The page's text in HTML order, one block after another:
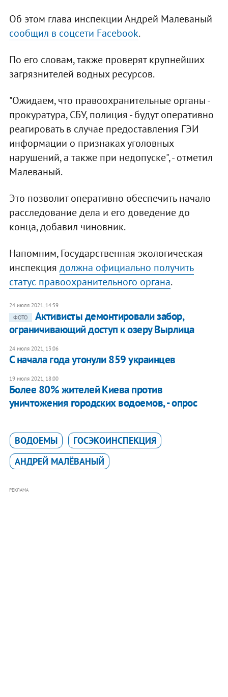
Об этом глава инспекции Андрей Малеваный
сообщил в соцсети Facebook.
По его словам, также проверят крупнейших
загрязнителей водных ресурсов.
"Ожидаем, что правоохранительные органы -
прокуратура, СБУ, полиция - будут оперативно
реагировать в случае предоставления ГЭИ
информации о признаках уголовных
нарушений, а также при недопуске", - отметил
Малеваный.
Это позволит оперативно обеспечить начало
расследование дела и его доведение до
конца, добавил чиновник.
Напомним, Государственная экологическая
инспекция должна официально получить
статус правоохранительного органа.
24 июля 2021, 14:59
ФОТО
Активисты демонтировали забор,
ограничивающий доступ к озеру Вырлица
24 июля 2021, 13:06
С начала года утонули 859 украинцев
19 июля 2021, 18:00
Более 80% жителей Киева против
уничтожения городских водоемов, - опрос
ВОДОЕМЫ
ГОСЭКОИНСПЕКЦИЯ
АНДРЕЙ МАЛЁВАНЫЙ
РЕКЛАМА